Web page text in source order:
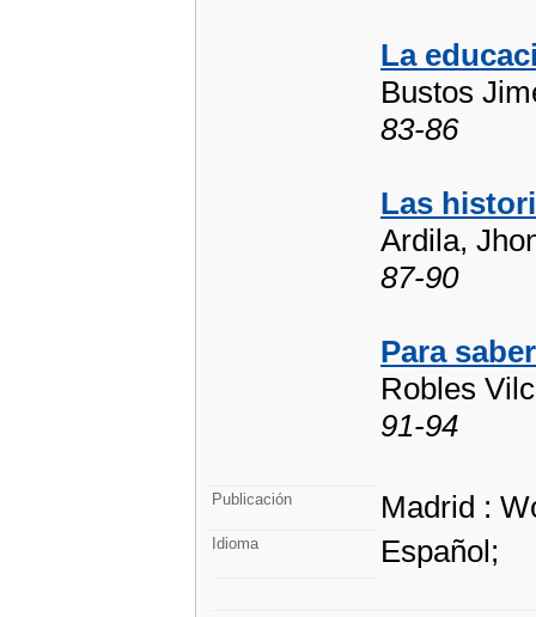
La
Bustos
83-86
Las
Ardila,
87-90
Para
Robles
91-94
Publicación Madrid :
Idioma Español;